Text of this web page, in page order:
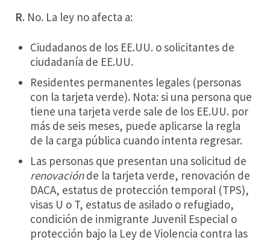
R. No. La ley no afecta a:
Ciudadanos de los EE.UU. o solicitantes de
ciudadanía de EE.UU.
Residentes permanentes legales (personas
con la tarjeta verde). Nota: si una persona que
tiene una tarjeta verde sale de los EE.UU. por
más de seis meses, puede aplicarse la regla
de la carga pública cuando intenta regresar.
Las personas que presentan una solicitud de
renovaciónde la tarjeta verde, renovación de
DACA, estatus de protección temporal (TPS),
visas U o T, estatus de asilado o refugiado,
condición de inmigrante Juvenil Especial o
protección bajo la Ley de Violencia contra las